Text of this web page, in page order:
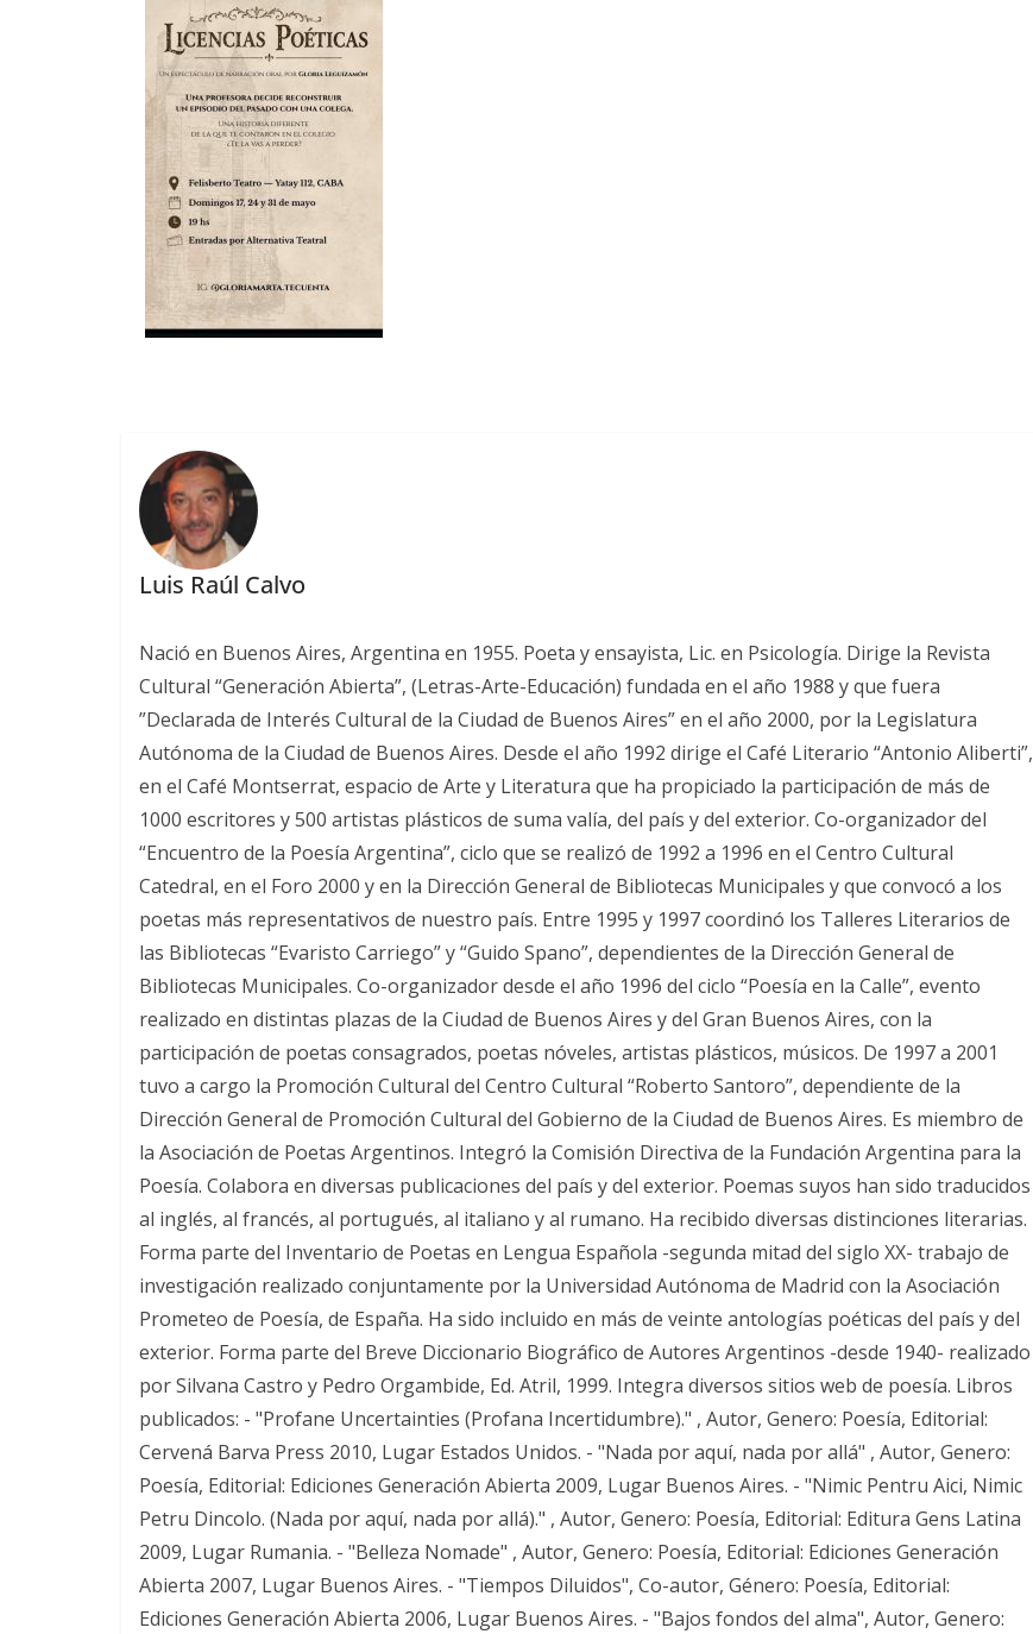
Luis Raúl Calvo
Nació en Buenos Aires, Argentina en 1955. Poeta y ensayista, Lic. en Psicología. Dirige la Revista
Cultural “Generación Abierta”, (Letras-Arte-Educación) fundada en el año 1988 y que fuera
”Declarada de Interés Cultural de la Ciudad de Buenos Aires” en el año 2000, por la Legislatura
Autónoma de la Ciudad de Buenos Aires. Desde el año 1992 dirige el Café Literario “Antonio Aliberti”,
en el Café Montserrat, espacio de Arte y Literatura que ha propiciado la participación de más de
1000 escritores y 500 artistas plásticos de suma valía, del país y del exterior. Co-organizador del
“Encuentro de la Poesía Argentina”, ciclo que se realizó de 1992 a 1996 en el Centro Cultural
Catedral, en el Foro 2000 y en la Dirección General de Bibliotecas Municipales y que convocó a los
poetas más representativos de nuestro país. Entre 1995 y 1997 coordinó los Talleres Literarios de
las Bibliotecas “Evaristo Carriego” y “Guido Spano”, dependientes de la Dirección General de
Bibliotecas Municipales. Co-organizador desde el año 1996 del ciclo “Poesía en la Calle”, evento
realizado en distintas plazas de la Ciudad de Buenos Aires y del Gran Buenos Aires, con la
participación de poetas consagrados, poetas nóveles, artistas plásticos, músicos. De 1997 a 2001
tuvo a cargo la Promoción Cultural del Centro Cultural “Roberto Santoro”, dependiente de la
Dirección General de Promoción Cultural del Gobierno de la Ciudad de Buenos Aires. Es miembro de
la Asociación de Poetas Argentinos. Integró la Comisión Directiva de la Fundación Argentina para la
Poesía. Colabora en diversas publicaciones del país y del exterior. Poemas suyos han sido traducidos
al inglés, al francés, al portugués, al italiano y al rumano. Ha recibido diversas distinciones literarias.
Forma parte del Inventario de Poetas en Lengua Española -segunda mitad del siglo XX- trabajo de
investigación realizado conjuntamente por la Universidad Autónoma de Madrid con la Asociación
Prometeo de Poesía, de España. Ha sido incluido en más de veinte antologías poéticas del país y del
exterior. Forma parte del Breve Diccionario Biográfico de Autores Argentinos -desde 1940- realizado
por Silvana Castro y Pedro Orgambide, Ed. Atril, 1999. Integra diversos sitios web de poesía. Libros
publicados: - "Profane Uncertainties (Profana Incertidumbre)." , Autor, Genero: Poesía, Editorial:
Cervená Barva Press 2010, Lugar Estados Unidos. - "Nada por aquí, nada por allá" , Autor, Genero:
Poesía, Editorial: Ediciones Generación Abierta 2009, Lugar Buenos Aires. - "Nimic Pentru Aici, Nimic
Petru Dincolo. (Nada por aquí, nada por allá)." , Autor, Genero: Poesía, Editorial: Editura Gens Latina
2009, Lugar Rumania. - "Belleza Nomade" , Autor, Genero: Poesía, Editorial: Ediciones Generación
Abierta 2007, Lugar Buenos Aires. - "Tiempos Diluidos", Co-autor, Género: Poesía, Editorial:
Ediciones Generación Abierta 2006, Lugar Buenos Aires. - "Bajos fondos del alma", Autor, Genero: